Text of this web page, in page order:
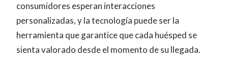
consumidores esperan interacciones
personalizadas, y la tecnología puede ser la
herramienta que garantice que cada huésped se
sienta valorado desde el momento de su llegada.